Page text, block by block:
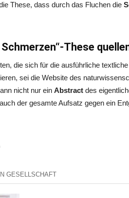
These, dass durch das Fluchen die
Schmerzen“-These
die sich für die ausführliche
sei die Website des
nicht nur ein Abstract des
der gesamte Aufsatz gegen ein
GESELLSCHAFT